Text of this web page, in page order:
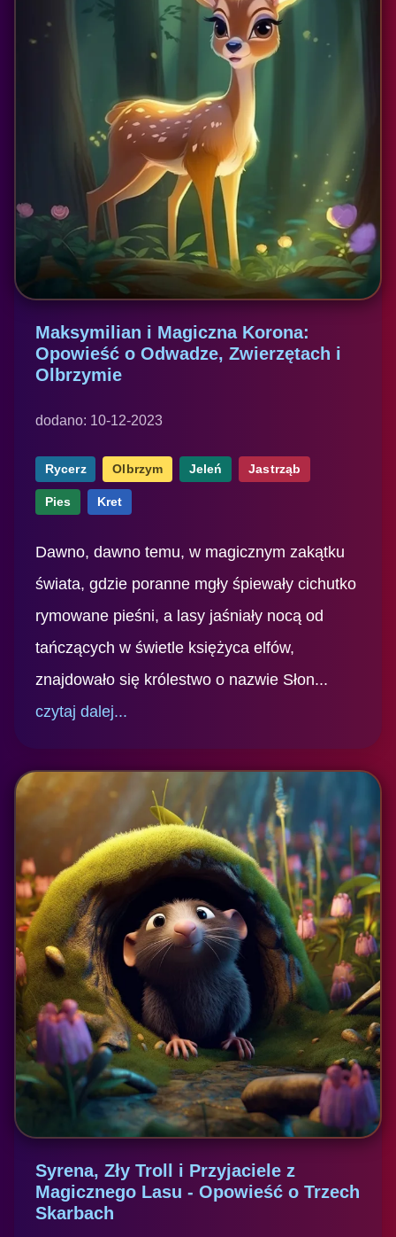
Maksymilian i Magiczna Korona:
Opowieść o Odwadze, Zwierzętach i
Olbrzymie
dodano: 10-12-2023
Rycerz Olbrzym Jeleń Jastrząb
Pies Kret
Dawno, dawno temu, w magicznym zakątku
świata, gdzie poranne mgły śpiewały cichutko
rymowane pieśni, a lasy jaśniały nocą od
tańczących w świetle księżyca elfów,
znajdowało się królestwo o nazwie Słon...
czytaj dalej...
Syrena, Zły Troll i Przyjaciele z
Magicznego Lasu - Opowieść o Trzech
Skarbach